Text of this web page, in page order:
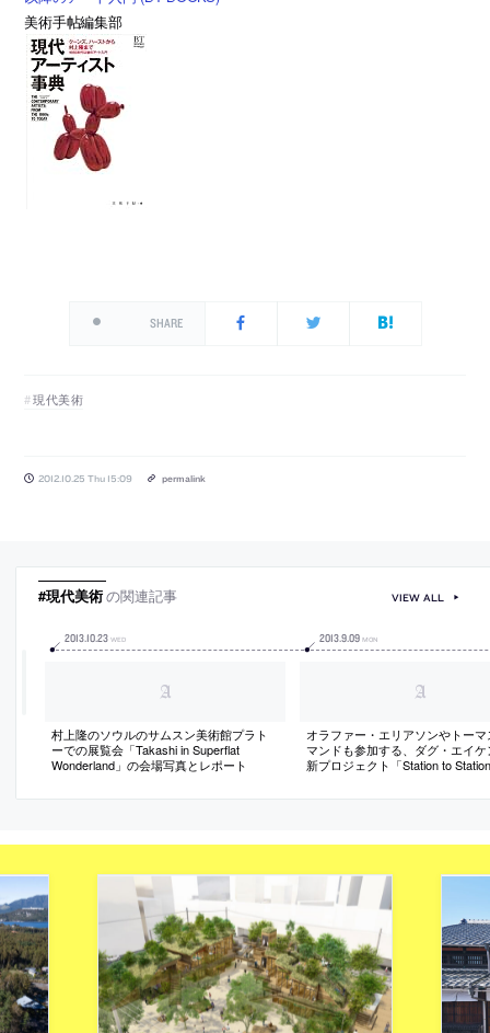
美術手帖編集部
SHARE
現代美術
2012.10.25 Thu 15:09 permalink
#現代美術の関連記事
2013.10.23 WED
村上隆のソウルのサムスン美術館プラト
ーでの展覧会「Takashi in Superflat
Wonderland」の会場写真とレポート
2013.9.09 MON
オラファー・エリアソンやトーマ
マンドも参加する、ダグ・エイケ
新プロジェクト「Station to
VIEW ALL